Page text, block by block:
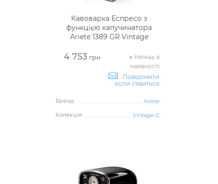
Кавоварка Еспресо з
функцією капучинатора
Ariete 1389 GR Vintage
4 753 грн
Немає в
наявності
Повідомити
коли з'явиться
Бренд:
Ariete
Колекція:
Vintage-C